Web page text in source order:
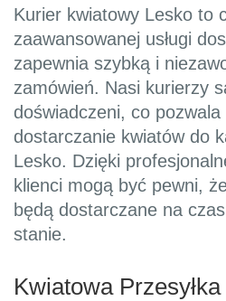
Kurier kwiatowy Lesko to
zaawansowanej usługi
zapewnia szybką i
zamówień. Nasi kurierzy
doświadczeni, co
dostarczanie kwiatów do
Lesko. Dzięki
klienci mogą być pewni,
będą dostarczane na
stanie.
Kwiatowa